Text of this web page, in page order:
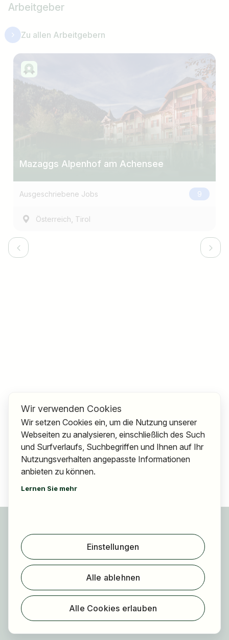
Arbeitgeber
Zu allen Arbeitgebern
Mazaggs Alpenhof am Achensee
Ausgeschriebene Jobs 9
Österreich, Tirol
Jobs finden
Arbeitgeber finden
Registrierung
Für Arbeitgeber
Wir verwenden Cookies
Wir setzen Cookies ein, um die Nutzung unserer
Webseiten zu analysieren, einschließlich des Such
und Surfverlaufs, Suchbegriffen und Ihnen auf Ihr
Nutzungsverhalten angepasste Informationen
anbieten zu können.
Lernen Sie mehr
Einstellungen
Alle ablehnen
Alle Cookies erlauben